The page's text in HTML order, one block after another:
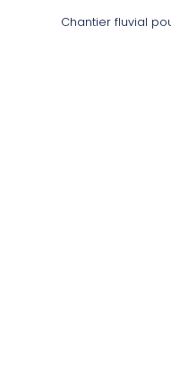
Chantier fluvial